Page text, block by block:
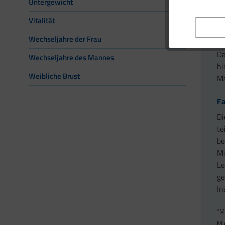
Vitalität
Wechseljahre der Frau
Wechseljahre des Mannes
Weibliche Brust